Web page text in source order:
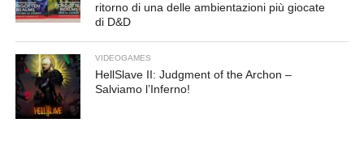
ritorno di una delle ambientazioni più giocate
di D&D
VIDEOGAMES
HellSlave II: Judgment of the Archon –
Salviamo l’Inferno!